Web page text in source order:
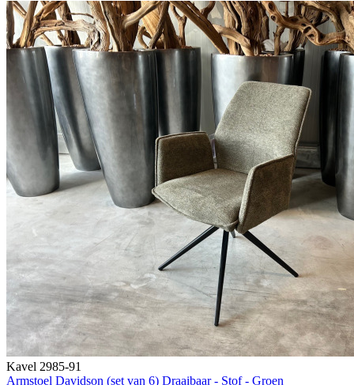
Kavel 2985-91
Armstoel Davidson (set van 6) Draaibaar - Stof - Groen